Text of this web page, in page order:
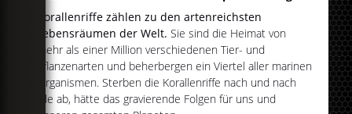
Korallenriffe zählen zu den artenreichsten
Lebensräumen der Welt. Sie sind die Heimat von
mehr als einer Million verschiedenen Tier- und
Pflanzenarten und beherbergen ein Viertel aller marinen
Organismen. Sterben die Korallenriffe nach und nach
alle ab, hätte das gravierende Folgen für uns und